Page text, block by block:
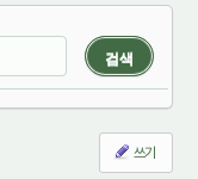
검색
쓰기